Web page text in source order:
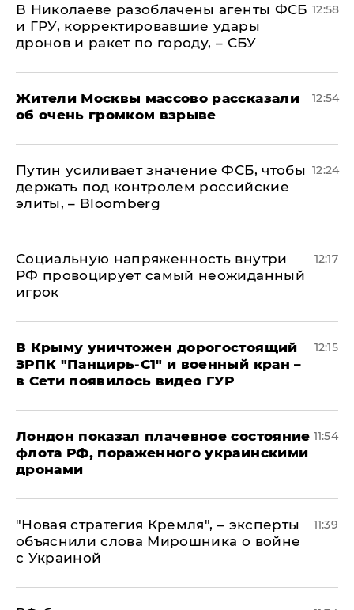
В Николаеве разоблачены агенты ФСБ
и ГРУ, корректировавшие удары
дронов и ракет по городу, – СБУ
12:58
Жители Москвы массово рассказали
об очень громком взрыве
12:54
Путин усиливает значение ФСБ, чтобы
держать под контролем российские
элиты, – Bloomberg
12:24
Социальную напряженность внутри
РФ провоцирует самый неожиданный
игрок
12:17
В Крыму уничтожен дорогостоящий
ЗРПК "Панцирь-С1" и военный кран –
в Сети появилось видео ГУР
12:15
Лондон показал плачевное состояние
флота РФ, пораженного украинскими
дронами
11:54
"Новая стратегия Кремля", – эксперты
объяснили слова Мирошника о войне
с Украиной
11:39